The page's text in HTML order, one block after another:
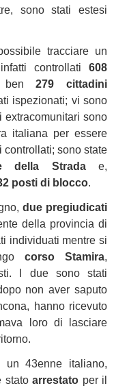
sono stati estesi
tracciare un
controllati 608
ben279 cittadini
ispezionati; vi sono
extracomunitari sono
italiana per essere
controllati; sono state
della Stradae,
posti di blocco.
due pregiudicati
della provincia di
individuati mentre si
corso Stamira,
I due sono stati
non aver saputo
hanno ricevuto
loro di lasciare
un 43enne italiano,
statoarrestato per il